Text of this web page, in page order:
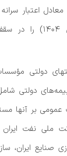
موافقتنامه سال
دولتی
دولتی
عمومی بر آنها
ملی نفت ایران
صنایع ایران،